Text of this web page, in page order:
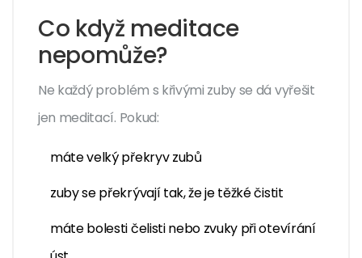
Co když meditace
nepomůže?
Ne každý problém s křivými zuby se dá vyřešit
jen meditací. Pokud:
máte velký překryv zubů
zuby se překrývají tak, že je těžké čistit
máte bolesti čelisti nebo zvuky při otevírání